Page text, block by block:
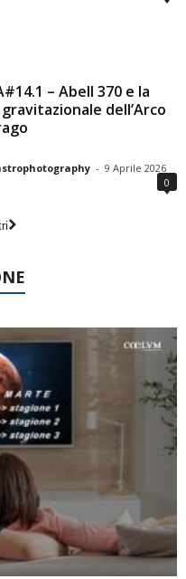
– Abell 370 e la
dell’Arco
- 9 Aprile 2026
0